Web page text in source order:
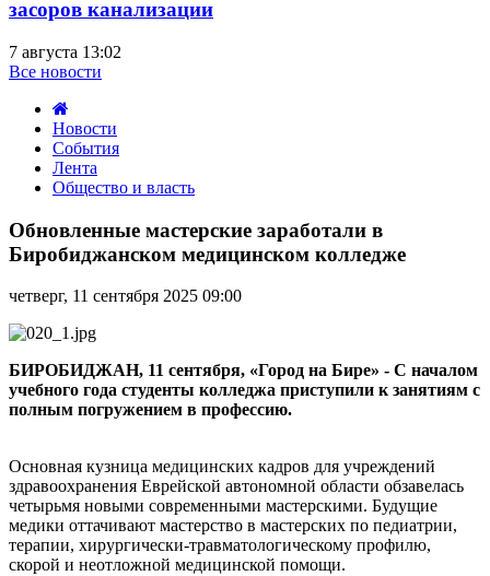
засоров канализации
7 августа 13:02
Все новости
Новости
События
Лента
Общество и власть
мастерские
заработали
в
медицинском
колледже
Обновленные мастерские заработали в
Биробиджанском медицинском колледже
четверг, 11 сентября 2025 09:00
БИРОБИДЖАН, 11 сентября, «Город на Бире» - С началом
учебного года студенты колледжа приступили к занятиям с
полным погружением в профессию.
Основная кузница медицинских кадров для учреждений
здравоохранения Еврейской автономной области обзавелась
четырьмя новыми современными мастерскими. Будущие
медики оттачивают мастерство в мастерских по педиатрии,
терапии, хирургически-травматологическому профилю,
скорой и неотложной медицинской помощи.